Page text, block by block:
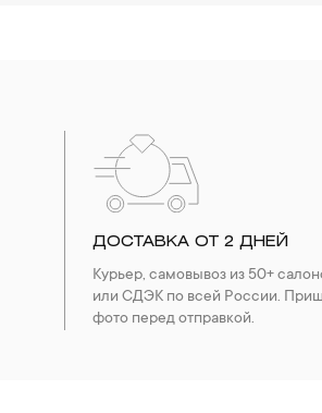
ДОСТАВКА ОТ 2 ДНЕЙ
Курьер, самовывоз из 50+
или СДЭК по всей России.
фото перед отправкой.